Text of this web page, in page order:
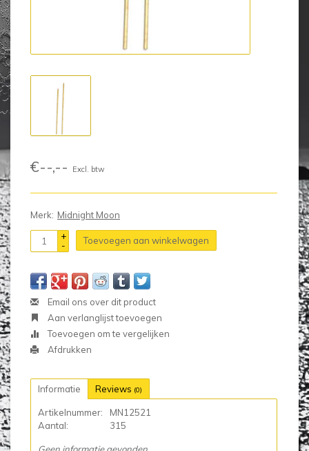
€--,-- Excl. btw
Merk: Midnight Moon
+
-
Toevoegen aan winkelwagen
Email ons over dit product
Aan verlanglijst toevoegen
Toevoegen om te vergelijken
Afdrukken
Informatie Reviews (0)
Artikelnummer:
MN12521
Aantal:
315